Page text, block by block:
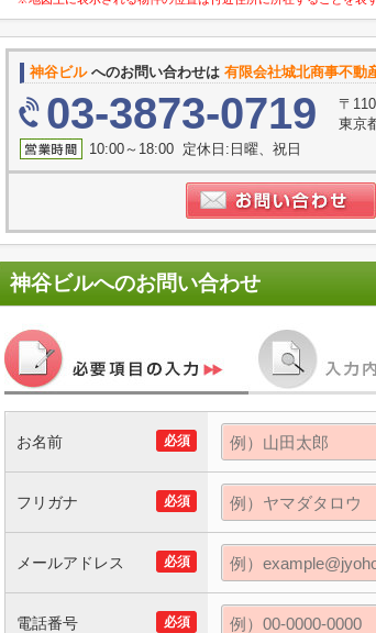
神谷ビルへのお問い合わせは 有限会社城北商事不動
03-3873-0719
〒
東京
10:00～18:00 定休日:日曜、祝日
神谷ビルへのお問い合わせ
必須
お名前
必須
フリガナ
必須
メールアドレス
必須
電話番号